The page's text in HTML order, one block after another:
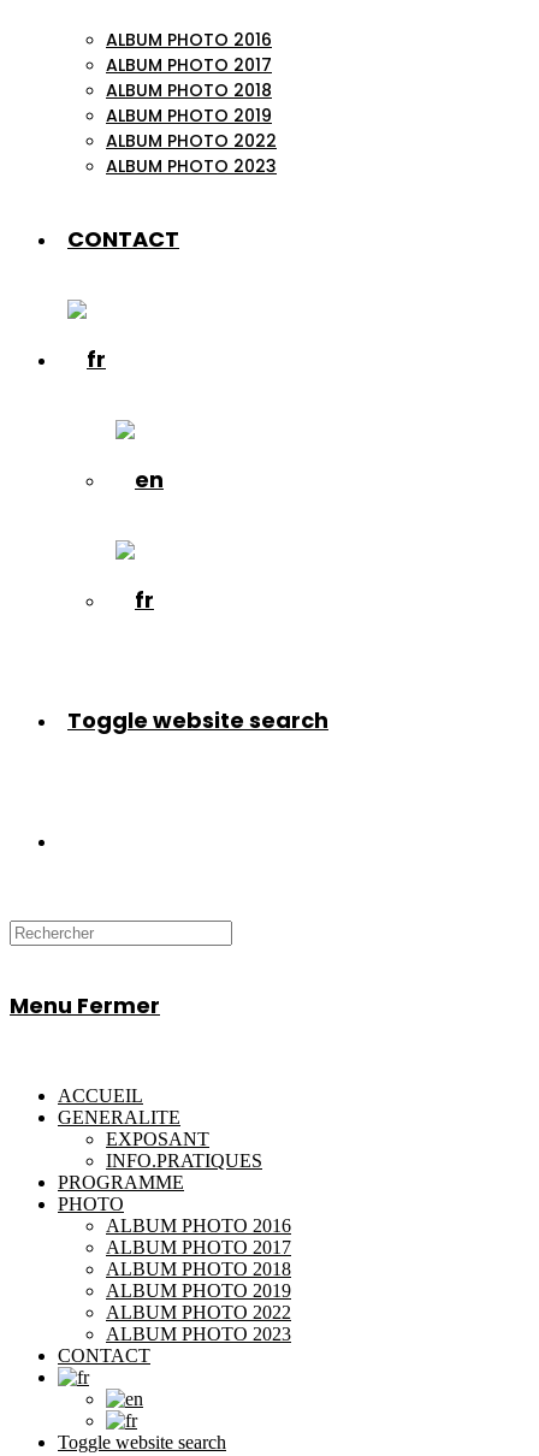
ALBUM PHOTO 2016
ALBUM PHOTO 2017
ALBUM PHOTO 2018
ALBUM PHOTO 2019
ALBUM PHOTO 2022
ALBUM PHOTO 2023
CONTACT
Toggle website search
Menu Fermer
ACCUEIL
GENERALITE
EXPOSANT
INFO.PRATIQUES
PROGRAMME
PHOTO
ALBUM PHOTO 2016
ALBUM PHOTO 2017
ALBUM PHOTO 2018
ALBUM PHOTO 2019
ALBUM PHOTO 2022
ALBUM PHOTO 2023
CONTACT
Toggle website search